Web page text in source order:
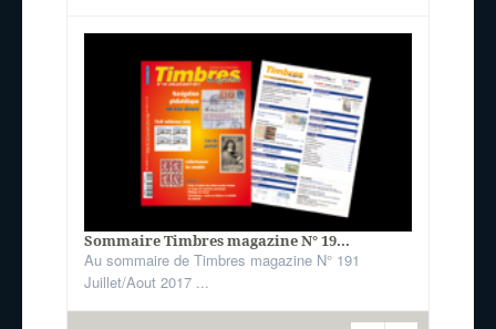
Sommaire Timbres magazine N° 19...
Au sommaire de Timbres magazine N° 191
Juillet/Aout 2017 ...